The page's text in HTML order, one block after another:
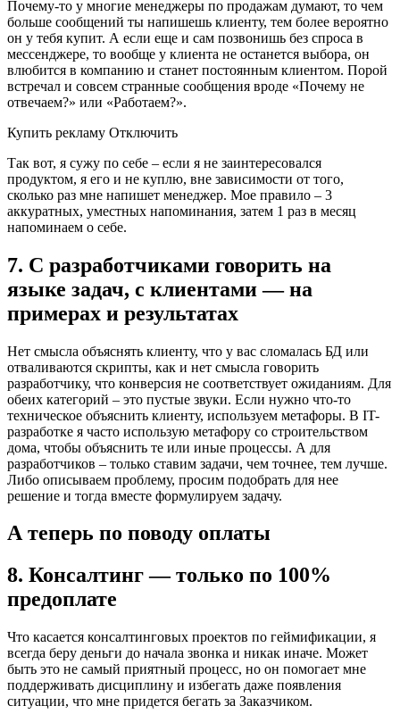
Почему-то у многие менеджеры по продажам думают, то чем
больше сообщений ты напишешь клиенту, тем более вероятно
он у тебя купит. А если еще и сам позвонишь без спроса в
мессенджере, то вообще у клиента не останется выбора, он
влюбится в компанию и станет постоянным клиентом. Порой
встречал и совсем странные сообщения вроде «Почему не
отвечаем?» или «Работаем?».
Купить рекламу Отключить
Так вот, я сужу по себе – если я не заинтересовался
продуктом, я его и не куплю, вне зависимости от того,
сколько раз мне напишет менеджер. Мое правило – 3
аккуратных, уместных напоминания, затем 1 раз в месяц
напоминаем о себе.
7. С разработчиками говорить на
языке задач, с клиентами — на
примерах и результатах
Нет смысла объяснять клиенту, что у вас сломалась БД или
отваливаются скрипты, как и нет смысла говорить
разработчику, что конверсия не соответствует ожиданиям. Для
обеих категорий – это пустые звуки. Если нужно что-то
техническое объяснить клиенту, используем метафоры. В IT-
разработке я часто использую метафору со строительством
дома, чтобы объяснить те или иные процессы. А для
разработчиков – только ставим задачи, чем точнее, тем лучше.
Либо описываем проблему, просим подобрать для нее
решение и тогда вместе формулируем задачу.
А теперь по поводу оплаты
8. Консалтинг — только по 100%
предоплате
Что касается консалтинговых проектов по геймификации, я
всегда беру деньги до начала звонка и никак иначе. Может
быть это не самый приятный процесс, но он помогает мне
поддерживать дисциплину и избегать даже появления
ситуации, что мне придется бегать за Заказчиком.